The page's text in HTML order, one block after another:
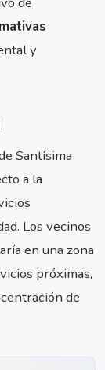
y
Santísima
a la
Los vecinos
en una zona
próximas,
de